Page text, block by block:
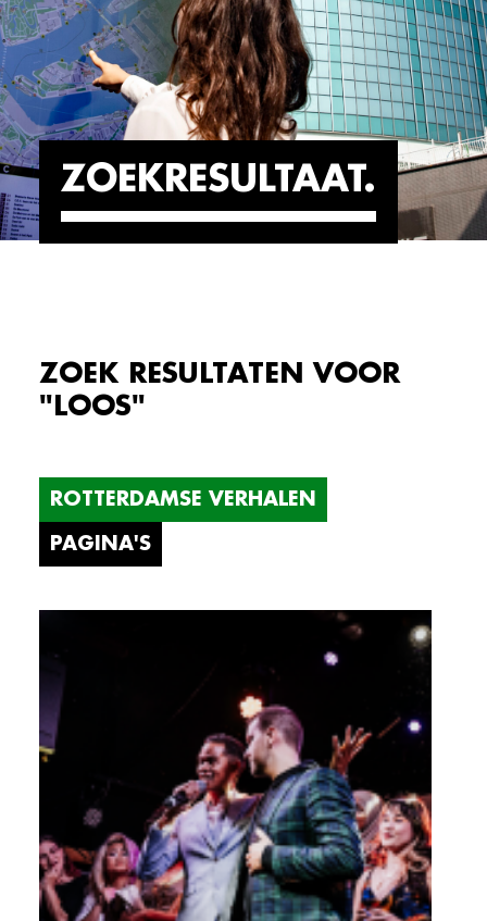
ZOEKRESULTAAT
ZOEK RESULTATEN VOOR
"LOOS"
ROTTERDAMSE VERHALEN
PAGINA'S